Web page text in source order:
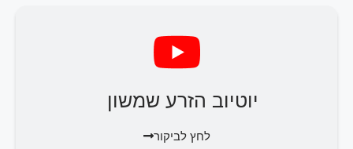
יוטיוב הזרע שמשון
לחץ לביקור